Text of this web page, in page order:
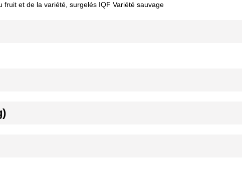
et de la variété, surgelés IQF Variété sauvage